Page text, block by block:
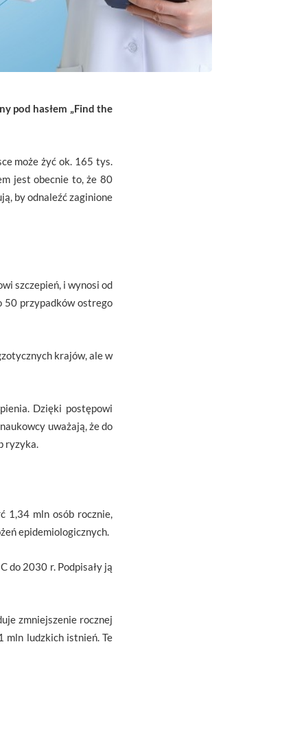
pod hasłem „Find the
może żyć ok. 165 tys.
jest obecnie to, że 80
by odnaleźć zaginione
szczepień, i wynosi od
50 przypadków ostrego
krajów, ale w
Dzięki postępowi
uważają, że do
ryzyka.
1,34 mln osób rocznie,
epidemiologicznych.
do 2030 r. Podpisały ją
zmniejszenie rocznej
mln ludzkich istnień. Te